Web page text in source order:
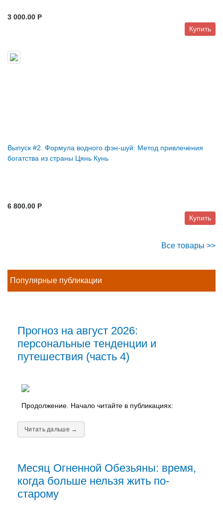
3 000.00 P
Купить
Выпуск #2. Формула водного фэн-шуй: Метод привлечения
богатства из страны Цянь Кунь
6 800.00 P
Купить
Все товары >>
Популярные публикации
Прогноз на август 2026:
персональные тенденции и
путешествия (часть 4)
Продолжение. Начало читайте в публикациях:
Читать дальше →
Месяц Огненной Обезьяны: время,
когда больше нельзя жить по-
старому